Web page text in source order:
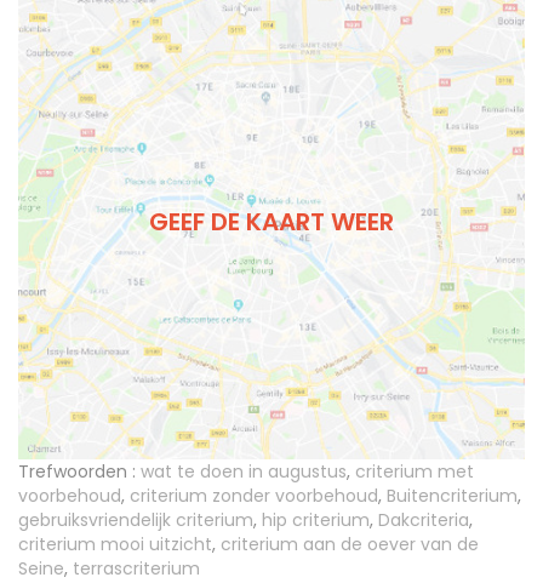
GEEF DE KAART WEER
Trefwoorden : wat te doen in augustus, criterium met
voorbehoud, criterium zonder voorbehoud, Buitencriterium,
gebruiksvriendelijk criterium, hip criterium, Dakcriteria,
criterium mooi uitzicht, criterium aan de oever van de
Seine, terrascriterium